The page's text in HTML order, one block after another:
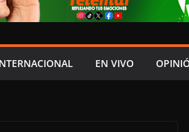
Y
ELIMINAR
EN VIVO